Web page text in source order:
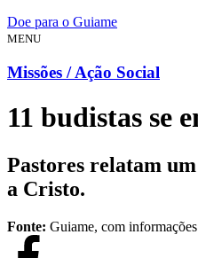
Doe para o Guiame
MENU
Missões / Ação Social
11 budistas se
Pastores relatam
a Cristo.
Fonte: Guiame, com